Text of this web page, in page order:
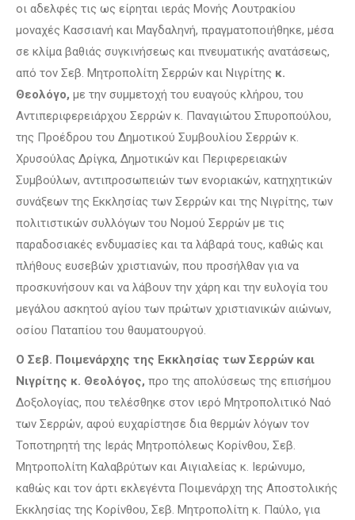
οι αδελφές τις ως είρηται ιεράς Μονής Λουτρακίου
μοναχές Κασσιανή και Μαγδαληνή, πραγματοποιήθηκε, μέσα
σε κλίμα βαθιάς συγκινήσεως και πνευματικής ανατάσεως,
από τον Σεβ. Μητροπολίτη Σερρών και Νιγρίτης κ.
Θεολόγο, με την συμμετοχή του ευαγούς κλήρου, του
Αντιπεριφερειάρχου Σερρών κ. Παναγιώτου Σπυροπούλου,
της Προέδρου του Δημοτικού Συμβουλίου Σερρών κ.
Χρυσούλας Δρίγκα, Δημοτικών και Περιφερειακών
Συμβούλων, αντιπροσωπειών των ενοριακών, κατηχητικών
συνάξεων της Εκκλησίας των Σερρών και της Νιγρίτης, των
πολιτιστικών συλλόγων του Νομού Σερρών με τις
παραδοσιακές ενδυμασίες και τα λάβαρά τους, καθώς και
πλήθους ευσεβών χριστιανών, που προσήλθαν για να
προσκυνήσουν και να λάβουν την χάρη και την ευλογία του
μεγάλου ασκητού αγίου των πρώτων χριστιανικών αιώνων,
οσίου Παταπίου του θαυματουργού.
Ο Σεβ. Ποιμενάρχης της Εκκλησίας των Σερρών και
Νιγρίτης κ. Θεολόγος, προ της απολύσεως της επισήμου
Δοξολογίας, που τελέσθηκε στον ιερό Μητροπολιτικό Ναό
των Σερρών, αφού ευχαρίστησε δια θερμών λόγων τον
Τοποτηρητή της Ιεράς Μητροπόλεως Κορίνθου, Σεβ.
Μητροπολίτη Καλαβρύτων και Αιγιαλείας κ. Ιερώνυμο,
καθώς και τον άρτι εκλεγέντα Ποιμενάρχη της Αποστολικής
Εκκλησίας της Κορίνθου, Σεβ. Μητροπολίτη κ. Παύλο, για